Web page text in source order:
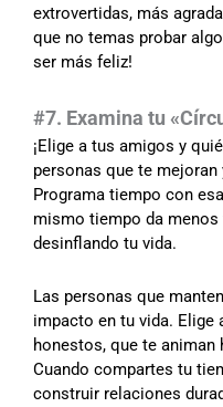
extrovertidas, más
que no temas probar
ser más feliz!
#7. Examina tu
¡Elige a tus amigos y
personas que te
Programa tiempo con
mismo tiempo da
desinflando tu vida.
Las personas que
impacto en tu vida. Elige
honestos, que te
Cuando compartes tu
construir relaciones